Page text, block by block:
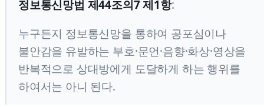
정보통신망법 제44조의7 제1항:
누구든지 정보통신망을 통하여 공포심이나
불안감을 유발하는 부호·문언·음향·화상·영상을
반복적으로 상대방에게 도달하게 하는 행위를
하여서는 아니 된다.